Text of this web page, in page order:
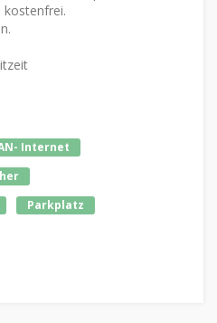
kostenfrei.
Internet
Parkplatz